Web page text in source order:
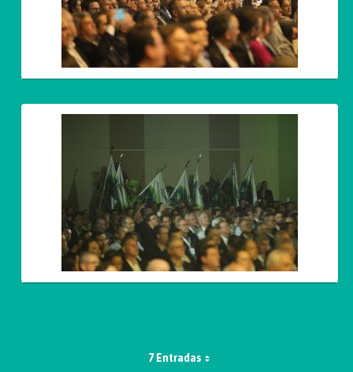
7 Entradas